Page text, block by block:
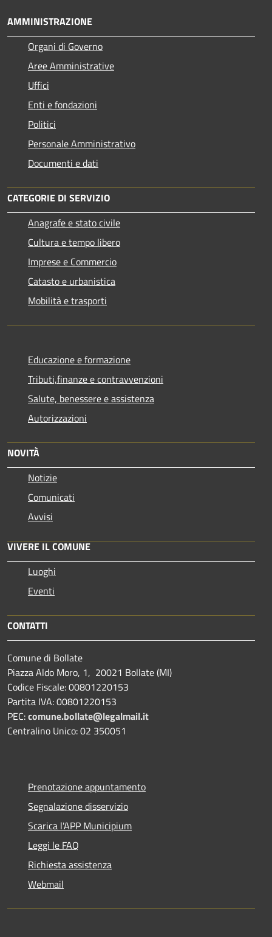
AMMINISTRAZIONE
Organi di Governo
Aree Amministrative
Uffici
Enti e fondazioni
Politici
Personale Amministrativo
Documenti e dati
CATEGORIE DI SERVIZIO
Anagrafe e stato civile
Cultura e tempo libero
Imprese e Commercio
Catasto e urbanistica
Mobilità e trasporti
Educazione e formazione
Tributi,finanze e contravvenzioni
Salute, benessere e assistenza
Autorizzazioni
NOVITÀ
Notizie
Comunicati
Avvisi
VIVERE IL COMUNE
Luoghi
Eventi
CONTATTI
Comune di Bollate
Piazza Aldo Moro, 1, 20021 Bollate (MI)
Codice Fiscale: 00801220153
Partita IVA: 00801220153
PEC:comune.bollate@legalmail.it
Centralino Unico: 02 350051
Prenotazione appuntamento
Segnalazione disservizio
Scarica l'APP Municipium
Leggi le FAQ
Richiesta assistenza
Webmail